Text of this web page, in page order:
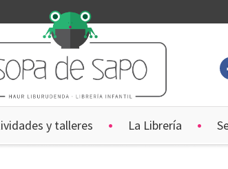
y talleres La Librería